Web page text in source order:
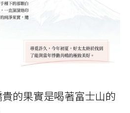
的果實是喝著富士山的